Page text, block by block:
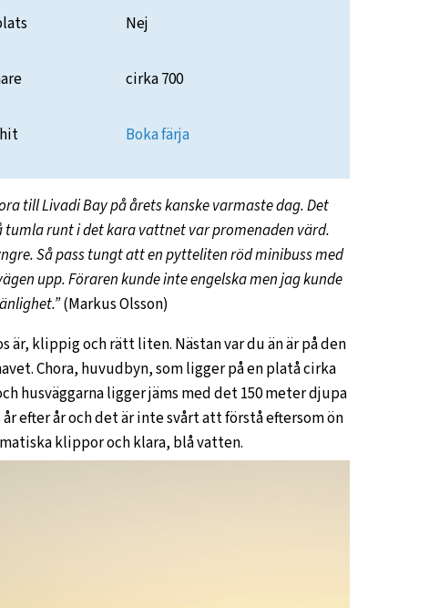
Nej
cirka 700
Boka färja
till Livadi Bay på årets kanske varmaste dag. Det
runt i det kara vattnet var promenaden värd.
Så pass tungt att en pytteliten röd minibuss med
upp. Föraren kunde inte engelska men jag kunde
(Markus Olsson)
klippig och rätt liten. Nästan var du än är på den
Chora, huvudbyn, som ligger på en platå cirka
husväggarna ligger jäms med det 150 meter djupa
efter år och det är inte svårt att förstå eftersom ön
klippor och klara, blå vatten.